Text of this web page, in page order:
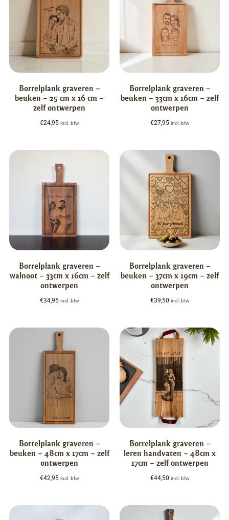
Borrelplank graveren –
beuken – 25 cm x 16 cm –
zelf ontwerpen
€24,95 incl. btw
Borrelplank graveren –
beuken – 33cm x 16cm – zelf
ontwerpen
€27,95 incl. btw
Borrelplank graveren –
walnoot – 33cm x 16cm – zelf
ontwerpen
€34,95 incl. btw
Borrelplank graveren –
beuken – 37cm x 19cm – zelf
ontwerpen
€39,50 incl. btw
Borrelplank graveren –
beuken – 48cm x 17cm – zelf
ontwerpen
€42,95 incl. btw
Borrelplank graveren –
leren handvaten – 48cm x
17cm – zelf ontwerpen
€44,50 incl. btw